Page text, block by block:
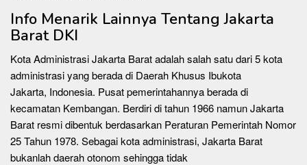
Info Menarik Lainnya Tentang Jakarta
Barat DKI
Kota Administrasi Jakarta Barat adalah salah satu dari 5 kota
administrasi yang berada di Daerah Khusus Ibukota
Jakarta, Indonesia. Pusat pemerintahannya berada di
kecamatan Kembangan. Berdiri di tahun 1966 namun Jakarta
Barat resmi dibentuk berdasarkan Peraturan Pemerintah Nomor
25 Tahun 1978. Sebagai kota administrasi, Jakarta Barat
bukanlah daerah otonom sehingga tidak